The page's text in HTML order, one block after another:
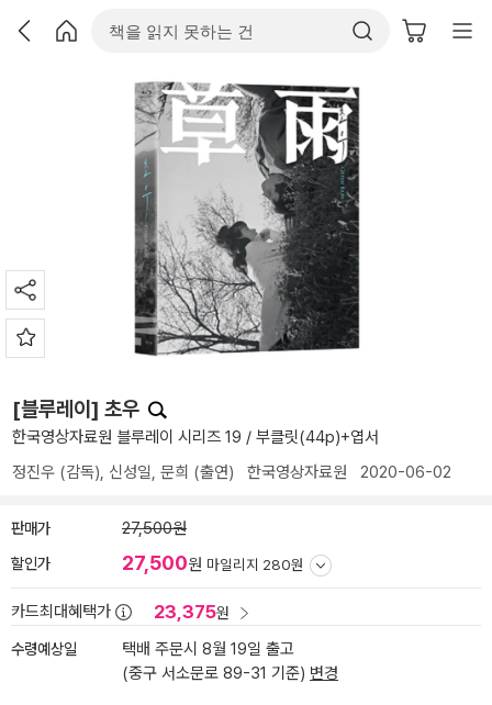
[블루레이] 초우
한국영상자료원 블루레이 시리즈 19 / 부클릿(44p)+엽서
정진우 (감독), 신성일, 문희 (출연) 한국영상자료원 2020-06-02
판매가 27,500원
할인가 27,500원 마일리지 280원
카드최대혜택가 23,375원
수령예상일
택배 주문시 8월 19일 출고
(중구 서소문로 89-31 기준) 변경